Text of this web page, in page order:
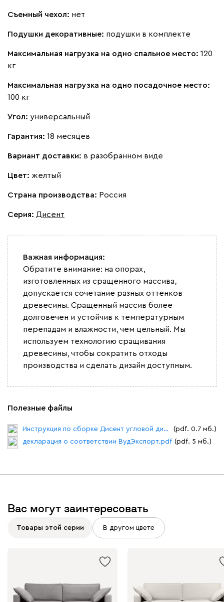
Съемный чехол: нет
Подушки декоративные: подушки в комплекте
Максимальная нагрузка на одно спальное место: 120
кг
Максимальная нагрузка на одно посадочное место:
100 кг
Угол: универсальный
Гарантия: 18 месяцев
Вариант доставки: в разобранном виде
Цвет: желтый
Страна производства: Россия
Серия: Дисент
Важная информация:
Обратите внимание: на опорах,
изготовленных из сращенного массива,
допускается сочетание разных оттенков
древесины. Сращенный массив более
долговечен и устойчив к температурным
перепадам и влажности, чем цельный. Мы
используем технологию сращивания
древесины, чтобы сократить отходы
производства и сделать дизайн доступным.
Полезные файлы
Инструкция по сборке Дисент угловой диван.pdf
(pdf. 0.7 мб.)
декларация о соответствии ВудЭкспорт.pdf (pdf. 5 мб.)
Вас могут заинтересовать
Товары этой серии В другом цвете